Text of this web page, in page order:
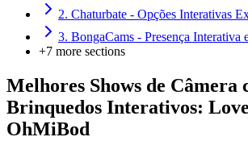
2. Chaturbate - Opções Interativas
3. BongaCams - Presença Interativa
+7 more sections
Melhores Shows de Câmera
Brinquedos Interativos:
OhMiBod